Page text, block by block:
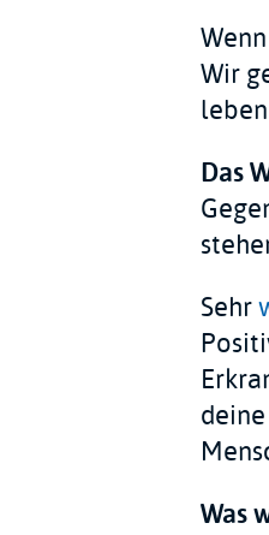
Wir
Das
Sehr
Was